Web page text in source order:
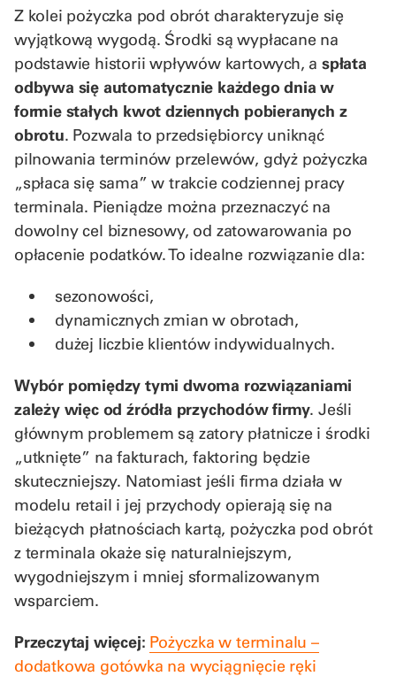
Z kolei pożyczka pod obrót charakteryzuje się
wyjątkową wygodą. Środki są wypłacane na
podstawie historii wpływów kartowych, a spłata
odbywa się automatycznie każdego dnia w
formie stałych kwot dziennych pobieranych z
obrotu. Pozwala to przedsiębiorcy uniknąć
pilnowania terminów przelewów, gdyż pożyczka
„spłaca się sama” w trakcie codziennej pracy
terminala. Pieniądze można przeznaczyć na
dowolny cel biznesowy, od zatowarowania po
opłacenie podatków. To idealne rozwiązanie dla:
sezonowości,
dynamicznych zmian w obrotach,
dużej liczbie klientów indywidualnych.
Wybór pomiędzy tymi dwoma rozwiązaniami
zależy więc od źródła przychodów firmy. Jeśli
głównym problemem są zatory płatnicze i środki
„utknięte” na fakturach, faktoring będzie
skuteczniejszy. Natomiast jeśli firma działa w
modelu retail i jej przychody opierają się na
bieżących płatnościach kartą, pożyczka pod obrót
z terminala okaże się naturalniejszym,
wygodniejszym i mniej sformalizowanym
wsparciem.
Przeczytaj więcej: Pożyczka w terminalu –
dodatkowa gotówka na wyciągnięcie ręki